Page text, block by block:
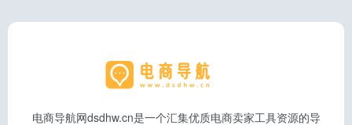
电商导航网dsdhw.cn是一个汇集优质电商卖家工具资源的导